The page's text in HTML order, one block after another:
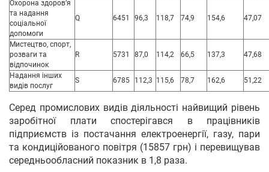
Охорона здоров’я
та надання
соціальної
допомоги
Q 6451 96,3 118,7 74,9 154,6 47,07
Мистецтво, спорт,
розваги та
відпочинок
R 5731 87,0 114,2 66,5 137,3 47,68
Надання інших
видів послуг
S 6785 112,3 115,6 78,7 162,6 51,22
Серед промислових видів діяльності найвищий рівень
заробітної плати спостерігався в працівників
підприємств із постачання електроенергії, газу, пари
та кондиційованого повітря (15857 грн) і перевищував
середньообласний показник в 1,8 раза.